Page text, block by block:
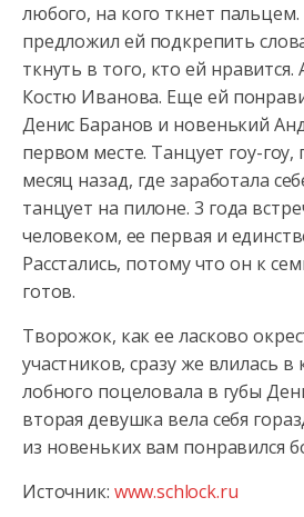
любого, на кого ткнет
предложил ей подкрепить
ткнуть в того, кто ей нравится.
Костю Иванова. Еще ей
Денис Баранов и новенький
первом месте. Танцует гоу-гоу,
месяц назад, где заработала
танцует на пилоне. 3 года
человеком, ее первая и
Расстались, потому что он к
готов.
Творожок, как ее ласково
участников, сразу же влилась в
лобного поцеловала в губы
вторая девушка вела себя
из новеньких вам понравился
Источник: www.schlock.ru